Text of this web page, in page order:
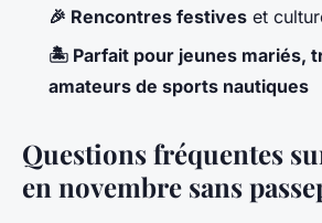
🎉 Rencontres festives et
🏝️ Parfait pour jeunes mariés,
amateurs de sports nautiques
Questions fréquentes
en novembre sans